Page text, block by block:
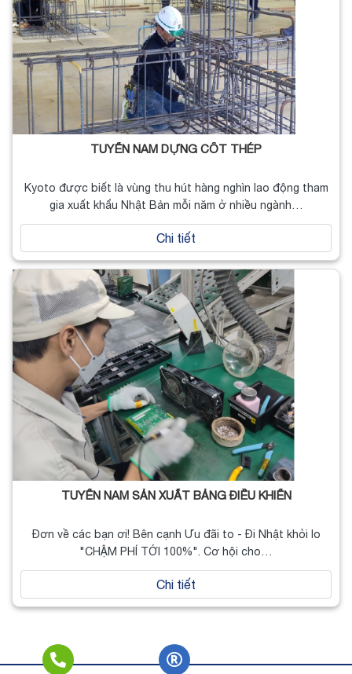
TUYỂN NAM DỰNG CỐT THÉP
Kyoto được biết là vùng thu hút hàng nghìn lao động tham
gia xuất khẩu Nhật Bản mỗi năm ở nhiều ngành…
Chi tiết
TUYỂN NAM SẢN XUẤT BẢNG ĐIỀU KHIỂN
Đơn về các bạn ơi! Bên cạnh Ưu đãi to - Đi Nhật khỏi lo
"CHẬM PHÍ TỚI 100%". Cơ hội cho…
Chi tiết